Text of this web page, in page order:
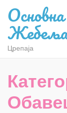
content
(Press
Enter)
Црепаја